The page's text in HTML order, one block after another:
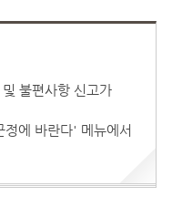
불편사항 신고가
에 바란다' 메뉴에서